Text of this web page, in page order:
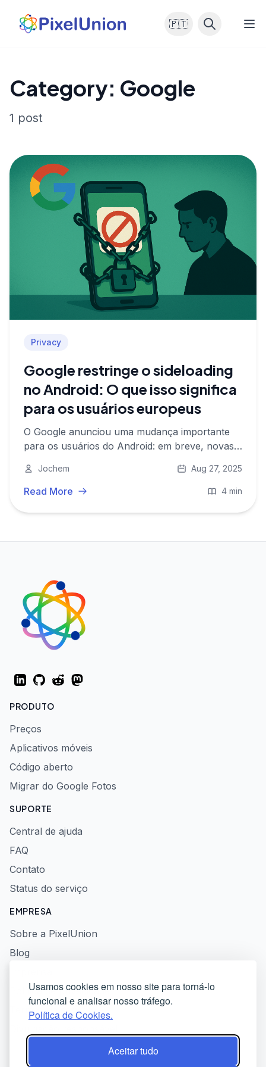
Usamos cookies em nosso site para torná-lo
funcional e analisar nosso tráfego.
Política de Cookies.
Aceitar tudo
🇵🇹
Category: Google
1 post
Privacy
Google restringe o sideloading
no Android: O que isso significa
para os usuários europeus
O Google anunciou uma mudança importante
para os usuários do Android: em breve, novas
aplicativos.
Jochem Aug 27, 2025
Read More 4 min
LinkedInGitHubRedditMastodon
PRODUTO
Preços
Aplicativos móveis
Código aberto
Migrar do Google Fotos
SUPORTE
Central de ajuda
FAQ
Contato
Status do serviço
EMPRESA
Sobre a PixelUnion
Blog
Política de privacidade
Termos de serviço